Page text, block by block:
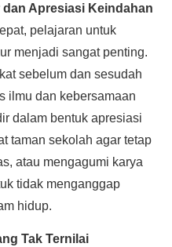
Apresiasi Keindahan
pelajaran untuk
menjadi sangat penting.
sebelum dan sesudah
ilmu dan kebersamaan
dalam bentuk apresiasi
taman sekolah agar tetap
atau mengagumi karya
tidak menganggap
hidup.
Tak Ternilai